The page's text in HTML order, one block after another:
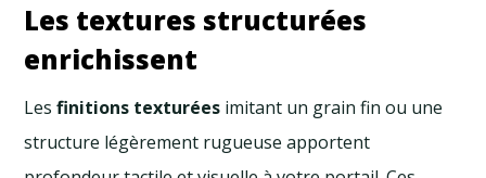
Les textures structurées
enrichissent
Lesfinitions texturées imitant un grain fin ou une
structure légèrement rugueuse apportent